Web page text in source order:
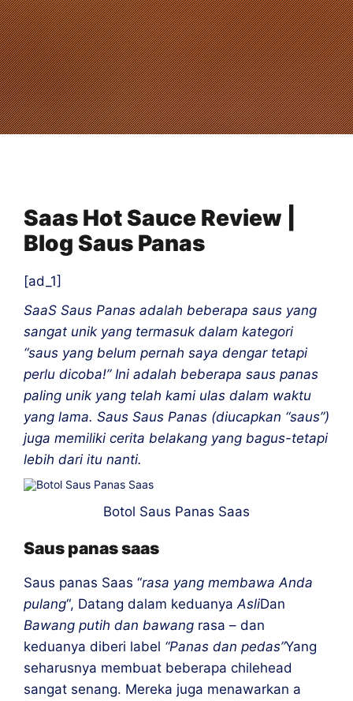
Saas Hot Sauce Review |
Blog Saus Panas
[ad_1]
SaaS Saus Panas adalah beberapa saus yang
sangat unik yang termasuk dalam kategori
“saus yang belum pernah saya dengar tetapi
perlu dicoba!” Ini adalah beberapa saus panas
paling unik yang telah kami ulas dalam waktu
yang lama. Saus Saus Panas (diucapkan “saus”)
juga memiliki cerita belakang yang bagus-tetapi
lebih dari itu nanti.
Botol Saus Panas Saas
Saus panas saas
Saus panas Saas “rasa yang membawa Anda
pulang“, Datang dalam keduanya AsliDan
Bawang putih dan bawang rasa – dan
keduanya diberi label “Panas dan pedas”Yang
seharusnya membuat beberapa chilehead
sangat senang. Mereka juga menawarkan a